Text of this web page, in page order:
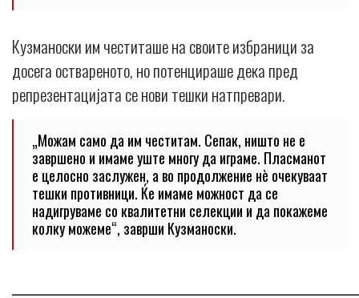
Кузманоски им честиташе на своите избраници за
досега оствареното, но потенцираше дека пред
репрезентацијата се нови тешки натпревари.
„Можам само да им честитам. Сепак, ништо не е
завршено и имаме уште многу да играме. Пласманот
е целосно заслужен, а во продолжение нè очекуваат
тешки противници. Ќе имаме можност да се
надигруваме со квалитетни селекции и да покажеме
колку можеме“, заврши Кузманоски.